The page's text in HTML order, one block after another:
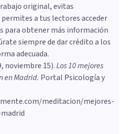
original, evitas
a tus lectores acceder
para obtener más información
siempre de dar crédito a los
adecuada.
noviembre 15).Los 10 mejores
en Madrid. Portal Psicología y
meditacion/mejores-